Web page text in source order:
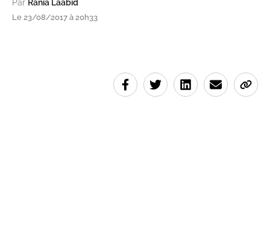
Par Rania Laabid
Le 23/08/2017 à 20h33